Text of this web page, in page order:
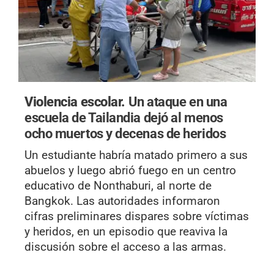
Violencia escolar. Un ataque en una
escuela de Tailandia dejó al menos
ocho muertos y decenas de heridos
Un estudiante habría matado primero a sus
abuelos y luego abrió fuego en un centro
educativo de Nonthaburi, al norte de
Bangkok. Las autoridades informaron
cifras preliminares dispares sobre víctimas
y heridos, en un episodio que reaviva la
discusión sobre el acceso a las armas.